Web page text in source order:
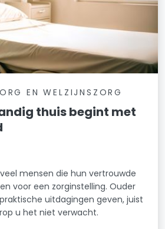
EN WELZIJNSZORG
thuis begint met
mensen die hun vertrouwde
voor een zorginstelling. Ouder
uitdagingen geven, juist
u het niet verwacht.